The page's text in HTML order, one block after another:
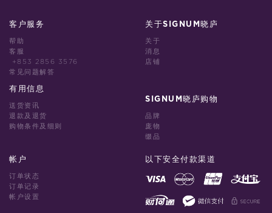
客户服务
帮助
客服
+853 2856 3576
常见问题解答
有用信息
送货资讯
退款及退货
购物条件及细则
关于SIGNUM晓庐
关于
消息
店铺
SIGNUM晓庐购物
品牌
庞物
缀品
帐户
订单状态
订单记录
帐户设置
以下安全付款渠道